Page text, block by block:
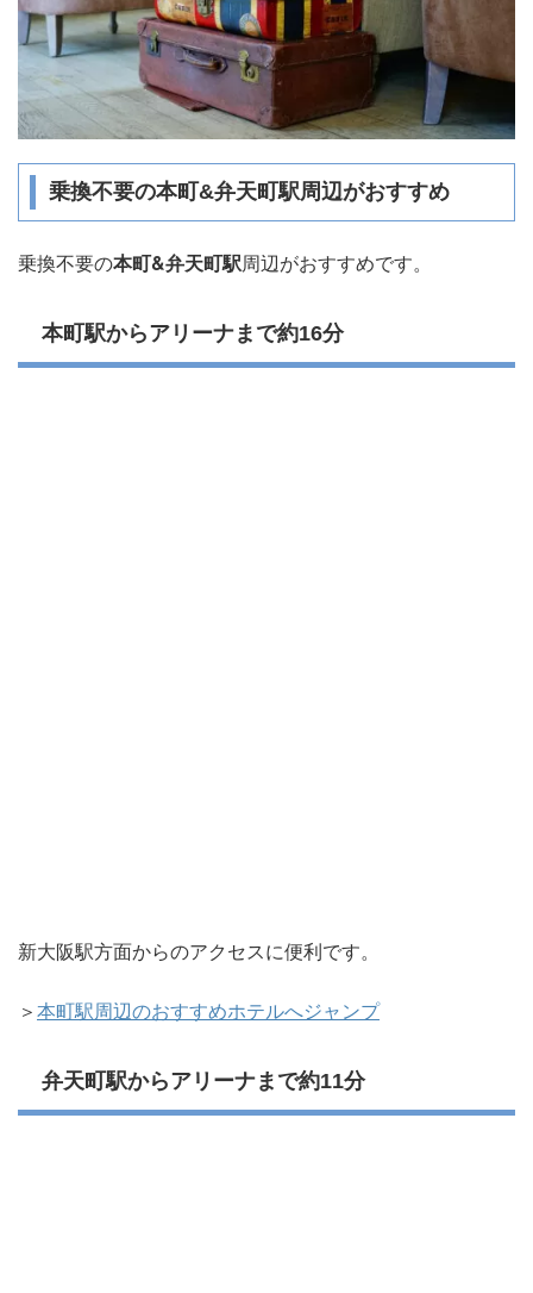
乗換不要の本町&弁天町駅周辺がおすすめ
乗換不要の本町&弁天町駅周辺がおすすめです。
本町駅からアリーナまで約16分
新大阪駅方面からのアクセスに便利です。
＞本町駅周辺のおすすめホテルへジャンプ
弁天町駅からアリーナまで約11分